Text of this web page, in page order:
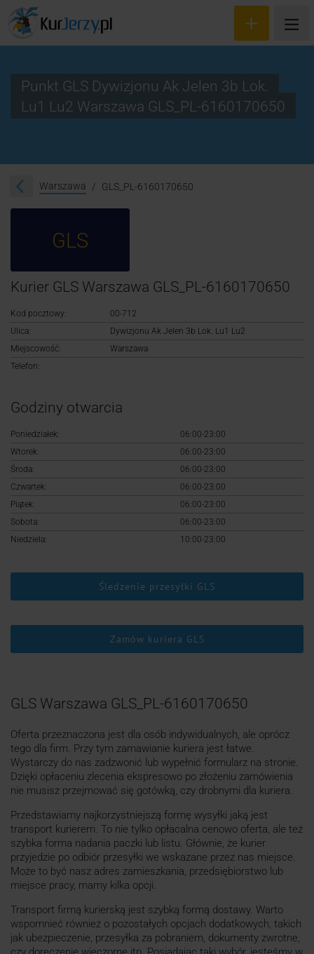
Śledzenie przesyłki
Logowanie
Punkt GLS Dywizjonu Ak Jelen 3b Lok.
Lu1 Lu2 Warszawa GLS_PL-6160170650
Warszawa GLS_PL-6160170650
GLS
Kurier GLS Warszawa GLS_PL-6160170650
Kod pocztowy:
00-712
Ulica:
Dywizjonu Ak Jelen 3b Lok. Lu1 Lu2
Miejscowość:
Warszawa
Telefon:
Godziny otwarcia
Poniedziałek:
06:00-23:00
Wtorek:
06:00-23:00
Środa:
06:00-23:00
Czwartek:
06:00-23:00
Piątek:
06:00-23:00
Sobota:
06:00-23:00
Niedziela:
10:00-23:00
Śledzenie przesyłki GLS
Zamów kuriera GLS
GLS Warszawa GLS_PL-6160170650
Oferta przeznaczona jest dla osób indywidualnych, ale oprócz
tego dla firm. Przy tym zamawianie kuriera jest łatwe.
Wystarczy do nas zadzwonić lub wypełnić formularz na stronie.
Dzięki opłaceniu zlecenia ekspresowo po złożeniu zamówienia
nie musisz przejmować się gotówką, czy drobnymi dla kuriera.
Przedstawiamy najkorzystniejszą formę wysyłki jaką jest
transport kurierem. To nie tylko opłacalna cenowo oferta, ale też
szybka forma nadania paczki lub listu. Głównie, że kurier
przyjedzie po odbiór przesyłki we wskazane przez nas miejsce.
Może to być nasz adres zamieszkania, przedsiębiorstwo lub
miejsce pracy, mamy kilka opcji.
Transport firmą kurierską jest szybką formą dostawy. Warto
wspomnieć również o pozostałych opcjach dodatkowych, takich
jak ubezpieczenie, przesyłka za pobraniem, dokumenty zwrotne,